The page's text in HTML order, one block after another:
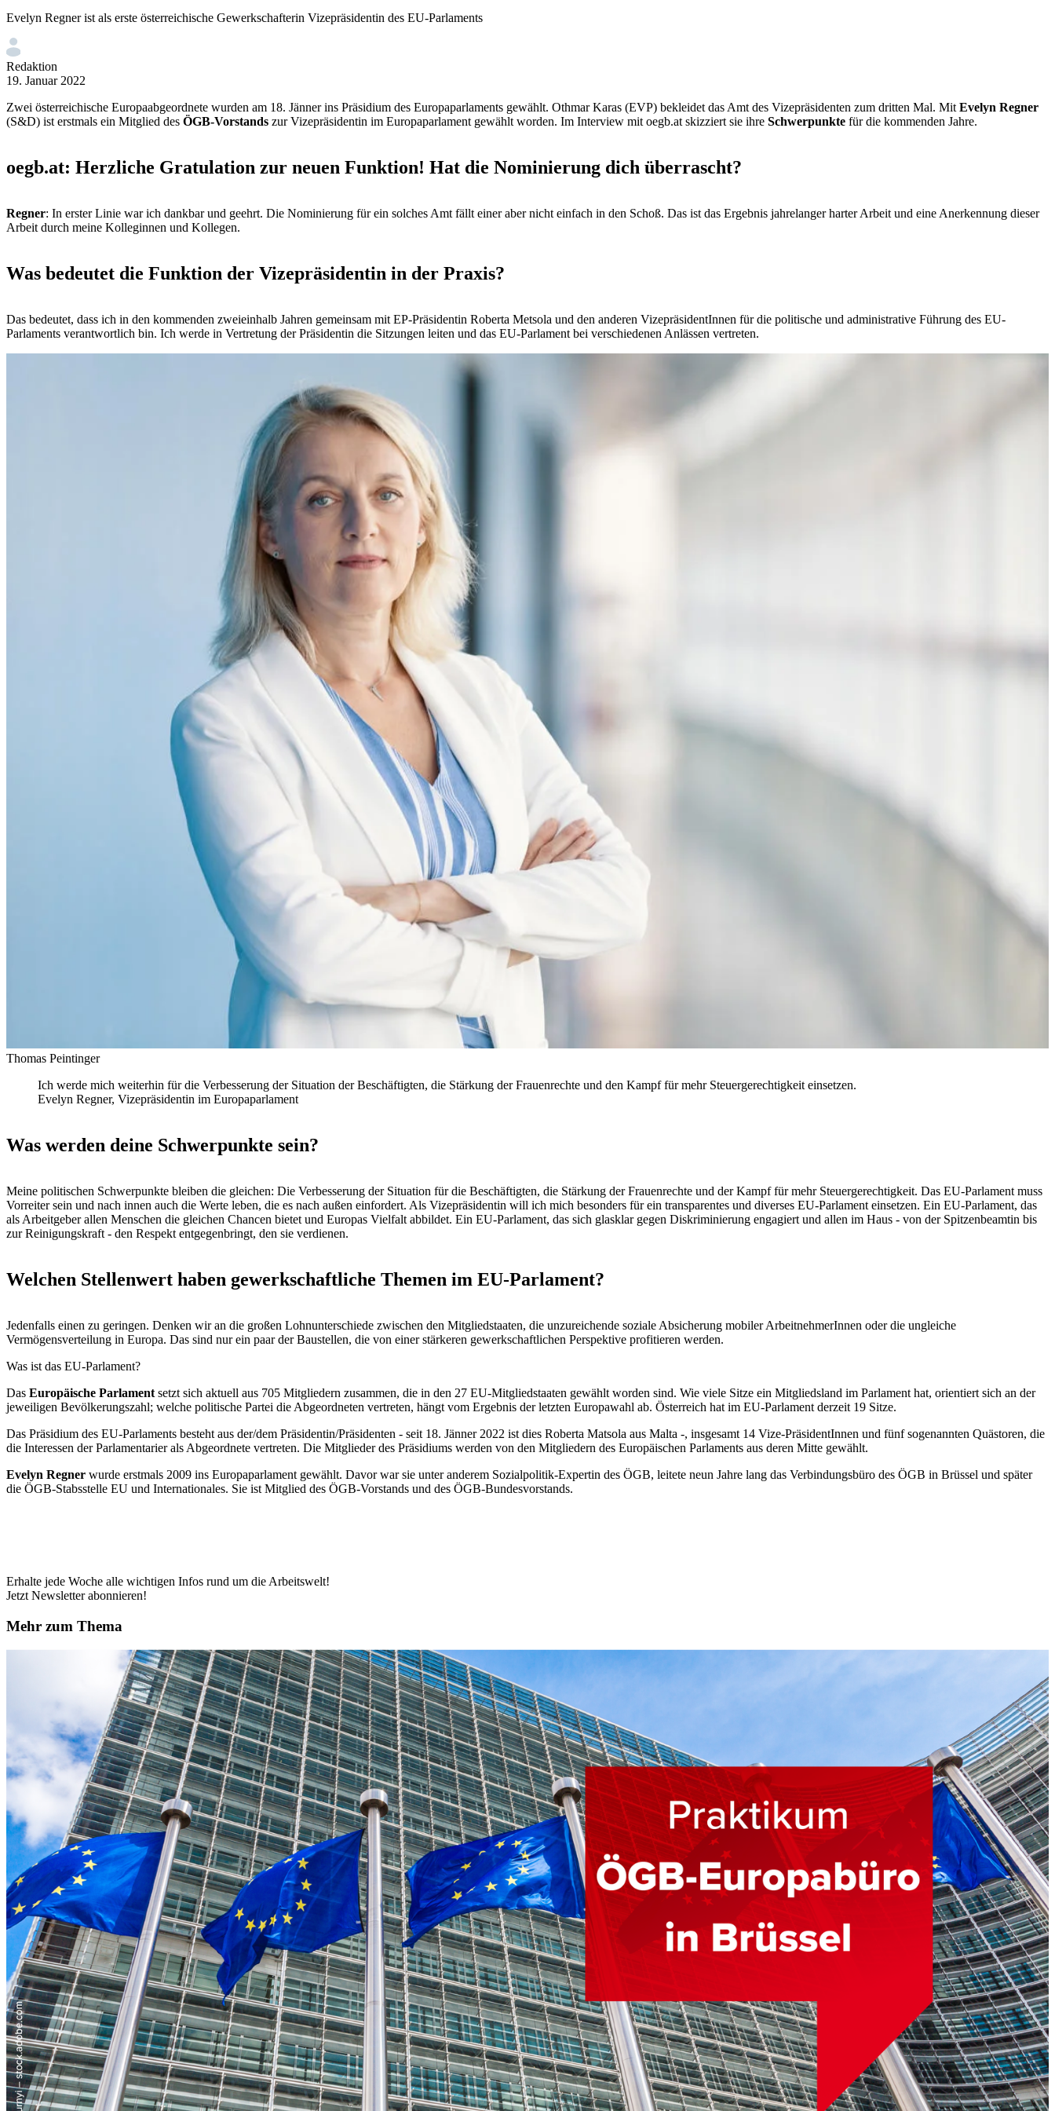
Evelyn Regner ist als erste österreichische Gewerkschafterin Vizepräsidentin des EU-Parlaments
Redaktion
19. Januar 2022
Zwei österreichische Europaabgeordnete wurden am 18. Jänner ins Präsidium des Europaparlaments gewählt. Othmar Karas (EVP) bekleidet das Amt des Vizepräsidenten zum dritten Mal. MitEvelyn Regner
(S&D) ist erstmals ein Mitglied des ÖGB-Vorstands zur Vizepräsidentin im Europaparlament gewählt worden. Im Interview mit oegb.at skizziert sie ihre Schwerpunkte für die kommenden Jahre.
oegb.at: Herzliche Gratulation zur neuen Funktion! Hat die Nominierung dich überrascht?
Regner: In erster Linie war ich dankbar und geehrt. Die Nominierung für ein solches Amt fällt einer aber nicht einfach in den Schoß. Das ist das Ergebnis jahrelanger harter Arbeit und eine Anerkennung dieser
Arbeit durch meine Kolleginnen und Kollegen.
Was bedeutet die Funktion der Vizepräsidentin in der Praxis?
Das bedeutet, dass ich in den kommenden zweieinhalb Jahren gemeinsam mit EP-Präsidentin Roberta Metsola und den anderen VizepräsidentInnen für die politische und administrative Führung des EU-
Parlaments verantwortlich bin. Ich werde in Vertretung der Präsidentin die Sitzungen leiten und das EU-Parlament bei verschiedenen Anlässen vertreten.
Thomas Peintinger
Ich werde mich weiterhin für die Verbesserung der Situation der Beschäftigten, die Stärkung der Frauenrechte und den Kampf für mehr Steuergerechtigkeit einsetzen.
Evelyn Regner, Vizepräsidentin im Europaparlament
Was werden deine Schwerpunkte sein?
Meine politischen Schwerpunkte bleiben die gleichen: Die Verbesserung der Situation für die Beschäftigten, die Stärkung der Frauenrechte und der Kampf für mehr Steuergerechtigkeit. Das EU-Parlament muss
Vorreiter sein und nach innen auch die Werte leben, die es nach außen einfordert. Als Vizepräsidentin will ich mich besonders für ein transparentes und diverses EU-Parlament einsetzen. Ein EU-Parlament, das
als Arbeitgeber allen Menschen die gleichen Chancen bietet und Europas Vielfalt abbildet. Ein EU-Parlament, das sich glasklar gegen Diskriminierung engagiert und allen im Haus - von der Spitzenbeamtin bis
zur Reinigungskraft - den Respekt entgegenbringt, den sie verdienen.
Welchen Stellenwert haben gewerkschaftliche Themen im EU-Parlament?
Jedenfalls einen zu geringen. Denken wir an die großen Lohnunterschiede zwischen den Mitgliedstaaten, die unzureichende soziale Absicherung mobiler ArbeitnehmerInnen oder die ungleiche
Vermögensverteilung in Europa. Das sind nur ein paar der Baustellen, die von einer stärkeren gewerkschaftlichen Perspektive profitieren werden.
Was ist das EU-Parlament?
Das Europäische Parlament setzt sich aktuell aus 705 Mitgliedern zusammen, die in den 27 EU-Mitgliedstaaten gewählt worden sind. Wie viele Sitze ein Mitgliedsland im Parlament hat, orientiert sich an der
jeweiligen Bevölkerungszahl; welche politische Partei die Abgeordneten vertreten, hängt vom Ergebnis der letzten Europawahl ab. Österreich hat im EU-Parlament derzeit 19 Sitze.
Das Präsidium des EU-Parlaments besteht aus der/dem Präsidentin/Präsidenten - seit 18. Jänner 2022 ist dies Roberta Matsola aus Malta -, insgesamt 14 Vize-PräsidentInnen und fünf sogenannten Quästoren, die
die Interessen der Parlamentarier als Abgeordnete vertreten. Die Mitglieder des Präsidiums werden von den Mitgliedern des Europäischen Parlaments aus deren Mitte gewählt.
Evelyn Regner wurde erstmals 2009 ins Europaparlament gewählt. Davor war sie unter anderem Sozialpolitik-Expertin des ÖGB, leitete neun Jahre lang das Verbindungsbüro des ÖGB in Brüssel und später
die ÖGB-Stabsstelle EU und Internationales. Sie ist Mitglied des ÖGB-Vorstands und des ÖGB-Bundesvorstands.
Erhalte jede Woche alle wichtigen Infos rund um die Arbeitswelt!
Jetzt Newsletter abonnieren!
Mehr zum Thema